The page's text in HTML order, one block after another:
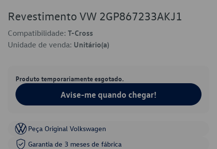
Revestimento VW 2GP867233AKJ1
Compatibilidade: T-Cross
Unidade de venda: Unitário(a)
Produto temporariamente esgotado.
Avise-me quando chegar!
Peça Original Volkswagen
Garantia de 3 meses de fábrica